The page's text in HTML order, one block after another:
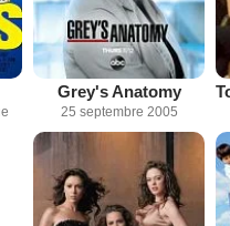
Grey's Anatomy
25 septembre 2005